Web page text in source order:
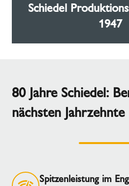
Schiedel
1947
80 Jahre Schiedel:
nächsten Jahrzehnte
Spitzenleistung im